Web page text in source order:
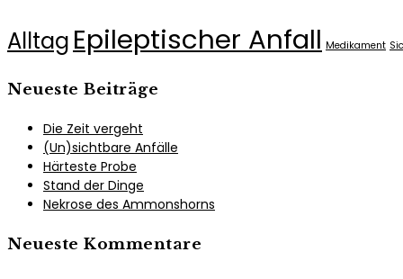
Alltag Epileptischer Anfall Medikament
Neueste Beiträge
Die Zeit vergeht
(Un)sichtbare Anfälle
Härteste Probe
Stand der Dinge
Nekrose des Ammonshorns
Neueste Kommentare